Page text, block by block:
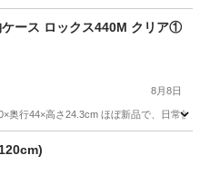
ケース ロックス440M クリア①
8月8日
奥行44×高さ24.3cm ほぼ新品で、日常